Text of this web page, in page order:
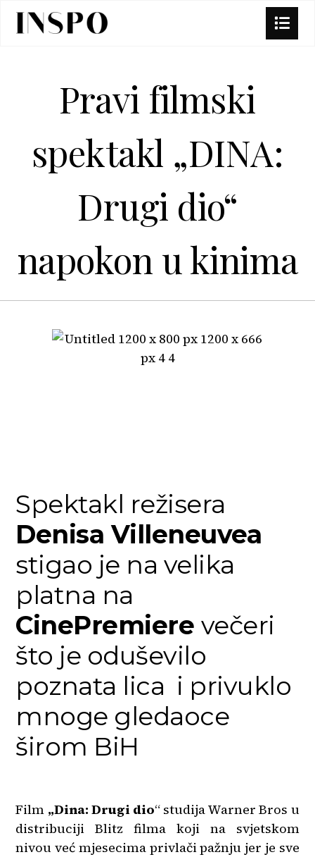
Pravi filmski
spektakl „DINA:
Drugi dio“
napokon u kinima
Spektakl režisera
Denisa Villeneuvea
stigao je na velika
platna na
CinePremiere večeri
što je oduševilo
poznata lica i privuklo
mnoge gledaoce
širom BiH
Film „Dina: Drugi dio“ studija Warner Bros u
distribuciji Blitz filma koji na svjetskom
nivou već mjesecima privlači pažnju jer je sve